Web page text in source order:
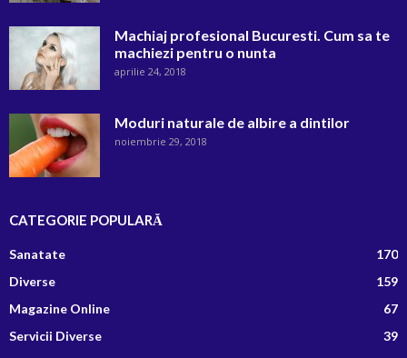
Machiaj profesional Bucuresti. Cum sa te
machiezi pentru o nunta
aprilie 24, 2018
Moduri naturale de albire a dintilor
noiembrie 29, 2018
CATEGORIE POPULARĂ
Sanatate
170
Diverse
159
Magazine Online
67
Servicii Diverse
39